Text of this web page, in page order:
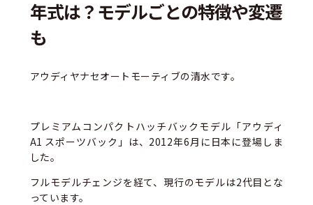
年式は？モデルごとの特徴や変遷
も
アウディヤナセオートモーティブの清水です。
プレミアムコンパクトハッチバックモデル「アウディ
A1 スポーツバック」は、2012年6月に日本に登場しま
した。
フルモデルチェンジを経て、現行のモデルは2代目とな
っています。